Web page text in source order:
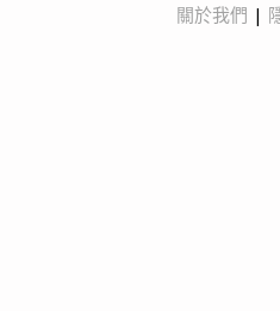
關於我們 |